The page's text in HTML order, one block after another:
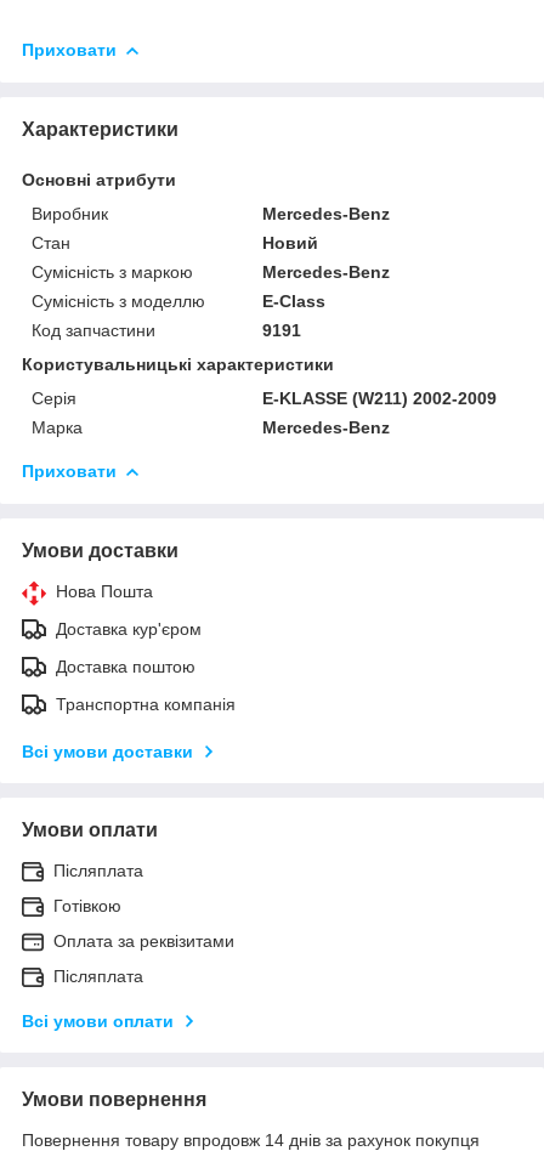
Приховати
Характеристики
Основні атрибути
Виробник
Mercedes-Benz
Стан
Новий
Сумісність з маркою
Mercedes-Benz
Сумісність з моделлю
E-Class
Код запчастини
9191
Користувальницькі характеристики
Серія
E-KLASSE (W211) 2002-2009
Марка
Mercedes-Benz
Приховати
Умови доставки
Нова Пошта
Доставка кур'єром
Доставка поштою
Транспортна компанія
Всі умови доставки
Умови оплати
Післяплата
Готівкою
Оплата за реквізитами
Післяплата
Всі умови оплати
Умови повернення
Повернення товару впродовж 14 днів за рахунок покупця